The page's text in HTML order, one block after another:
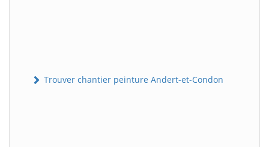
Trouver chantier peinture Andert-et-Condon